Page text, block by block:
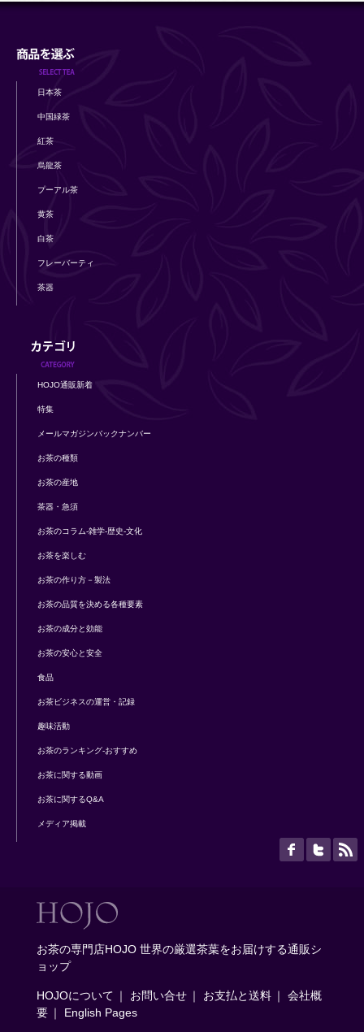
日本茶
中国緑茶
紅茶
烏龍茶
プーアル茶
黄茶
白茶
フレーバーティ
茶器
HOJO通販新着
特集
メールマガジンバックナンバー
お茶の種類
お茶の産地
茶器・急須
お茶のコラム-雑学-歴史-文化
お茶を楽しむ
お茶の作り方－製法
お茶の品質を決める各種要素
お茶の成分と効能
お茶の安心と安全
食品
お茶ビジネスの運営・記録
趣味活動
お茶のランキング-おすすめ
お茶に関する動画
お茶に関するQ&A
メディア掲載
お茶の専門店HOJO 世界の厳選茶葉をお届けする通販シ
ョップ
HOJOについて ｜ お問い合せ ｜ お支払と送料 ｜
会社概
要 ｜ English Pages